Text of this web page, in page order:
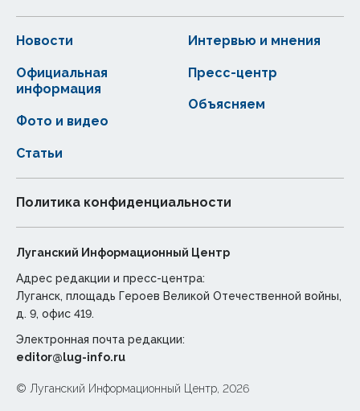
Новости
Статьи
Официальная
информация
Интервью и мнения
Фото и видео
Пресс-центр
Объясняем
Политика конфиденциальности
Луганский Информационный Центр
Адрес редакции и пресс-центра:
Луганск, площадь Героев Великой Отечественной войны,
д. 9, офис 419.
Электронная почта редакции:
editor@lug-info.ru
© Луганский Информационный Центр, 2026